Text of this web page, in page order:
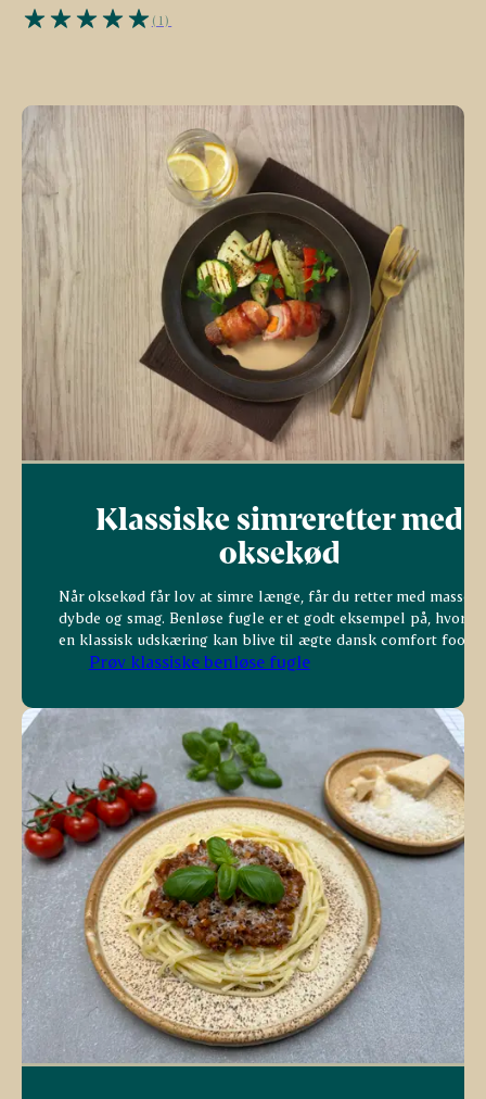
(1)
Klassiske simreretter med
oksekød
Når oksekød får lov at simre længe, får du retter med masser
dybde og smag. Benløse fugle er et godt eksempel på,
en klassisk udskæring kan blive til ægte dansk comfort food.
Prøv klassiske benløse fugle